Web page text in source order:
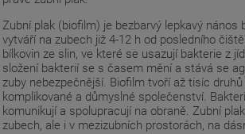
Zubní plak (biofilm) je bezbarvý lepkavý nános
vytváří na zubech již 4-12 h od posledního
bílkovin ze slin, ve které se usazují bakterie z
složení bakterií se s časem mění a stává se
zuby nebezpečnější. Biofilm tvoří až tisíc
komplikované a důmyslné společenství.
komunikují a spolupracují na obraně. Zubní
zubech, ale i v mezizubních prostorách, na